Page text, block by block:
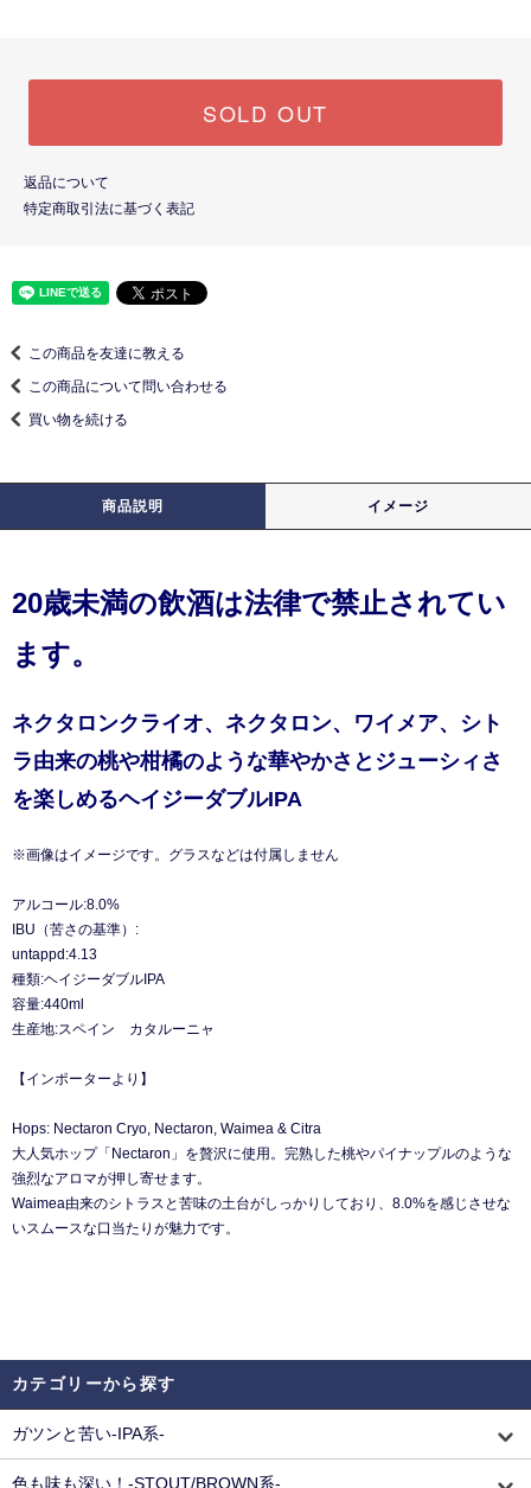
SOLD OUT
返品について
特定商取引法に基づく表記
この商品を友達に教える
この商品について問い合わせる
買い物を続ける
商品説明 イメージ
20歳未満の飲酒は法律で禁止されてい
ます。
ネクタロンクライオ、ネクタロン、ワイメア、シト
ラ由来の桃や柑橘のような華やかさとジューシィさ
を楽しめるヘイジーダブルIPA
※画像はイメージです。グラスなどは付属しません
アルコール:8.0%
IBU（苦さの基準）:
untappd:4.13
種類:ヘイジーダブルIPA
容量:440ml
生産地:スペイン カタルーニャ
【インポーターより】
Hops: Nectaron Cryo, Nectaron, Waimea & Citra
⼤⼈気ホップ「Nectaron」を贅沢に使⽤。完熟した桃やパイナップルのような
強烈なアロマが押し寄せます。
Waimea由来のシトラスと苦味の⼟台がしっかりしており、8.0%を感じさせな
いスムースな⼝当たりが魅⼒です。
カテゴリーから探す
ガツンと苦い-IPA系-
色も味も深い！-STOUT/BROWN系-